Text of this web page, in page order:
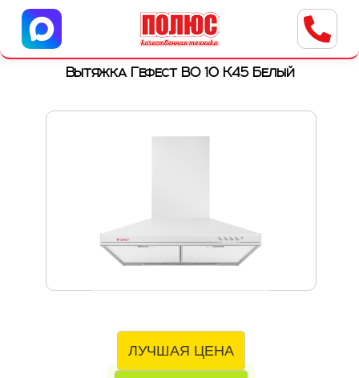
Центр бытовой техники
г. Ульяновск, ул. Пушкарева, 8a
Вытяжка Гефест ВО 10 К45 Белый
ЛУЧШАЯ ЦЕНА